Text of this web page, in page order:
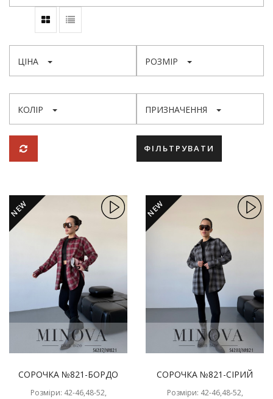
ЦІНА РОЗМІР
КОЛІР ПРИЗНАЧЕННЯ
ФІЛЬТРУВАТИ
NEW
СОРОЧКА №821-БОРДО
Розміри: 42-46,48-52,
NEW
СОРОЧКА №821-СІРИЙ
Розміри: 42-46,48-52,